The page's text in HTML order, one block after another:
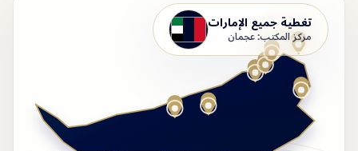
تغطية جميع الإمارات
مركز المكتب: عجمان